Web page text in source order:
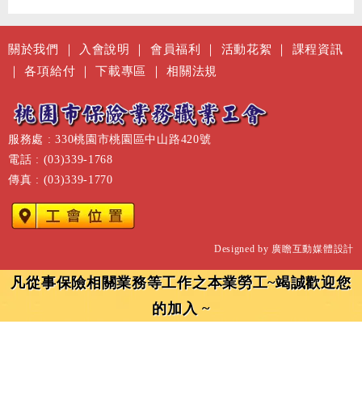
關於我們 入會說明 會員福利 活動花絮
課程資訊
｜各項給付 ｜下載專區 ｜相關法規
服務處 : 330桃園市桃園區中山路420號
電話 : (03)339-1768
傳真 : (03)339-1770
Designed by 廣瞻互動媒體設計
凡從事保險相關業務等工作之本業勞工~竭誠歡迎您
的加入 ~